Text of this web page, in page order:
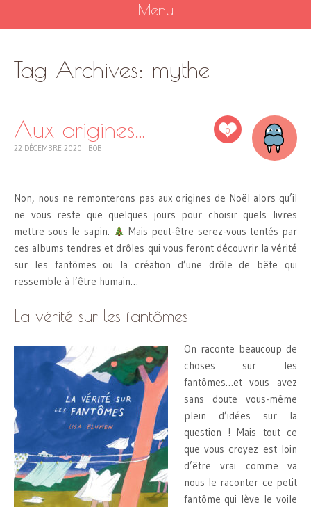
Menu
TO
CONTENT
Tag Archives: mythe
0
Aux origines…
22 DÉCEMBRE 2020 BOB
Non, nous ne remonterons pas aux origines de Noël alors qu’il
ne vous reste que quelques jours pour choisir quels livres
mettre sous le sapin.
Mais peut-être serez-vous tentés par
ces albums tendres et drôles qui vous feront découvrir la vérité
sur les fantômes ou la création d’une drôle de bête qui
ressemble à l’être humain…
La vérité sur les fantômes
On raconte beaucoup de
choses sur les
fantômes…et vous avez
sans doute vous-même
plein d’idées sur la
question ! Mais tout ce
que vous croyez est loin
d’être vrai comme va
nous le raconter ce petit
fantôme qui lève le voile